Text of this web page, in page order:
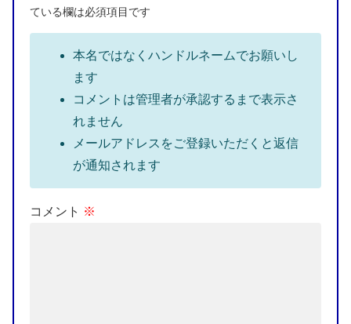
ている欄は必須項目です
本名ではなくハンドルネームでお願いし
ます
コメントは管理者が承認するまで表示さ
れません
メールアドレスをご登録いただくと返信
が通知されます
コメント ※